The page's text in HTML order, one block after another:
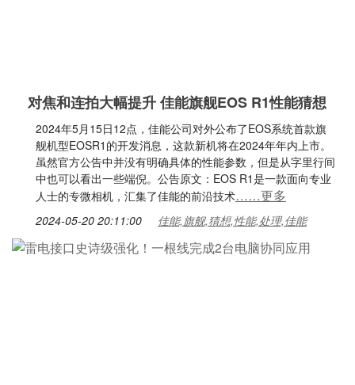
对焦和连拍大幅提升 佳能旗舰EOS R1性能猜想
2024年5月15日12点，佳能公司对外公布了EOS系统首款旗
舰机型EOSR1的开发消息，这款新机将在2024年年内上市。
虽然官方公告中并没有明确具体的性能参数，但是从字里行间
中也可以看出一些端倪。公告原文：EOS R1是一款面向专业
人士的专微相机，汇集了佳能的前沿技术……更多
2024-05-20 20:11:00 佳能,旗舰,猜想,性能,处理,佳能